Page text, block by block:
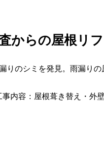
からの屋根リ
りのシミを発見。雨漏り
内容：屋根葺き替え・外